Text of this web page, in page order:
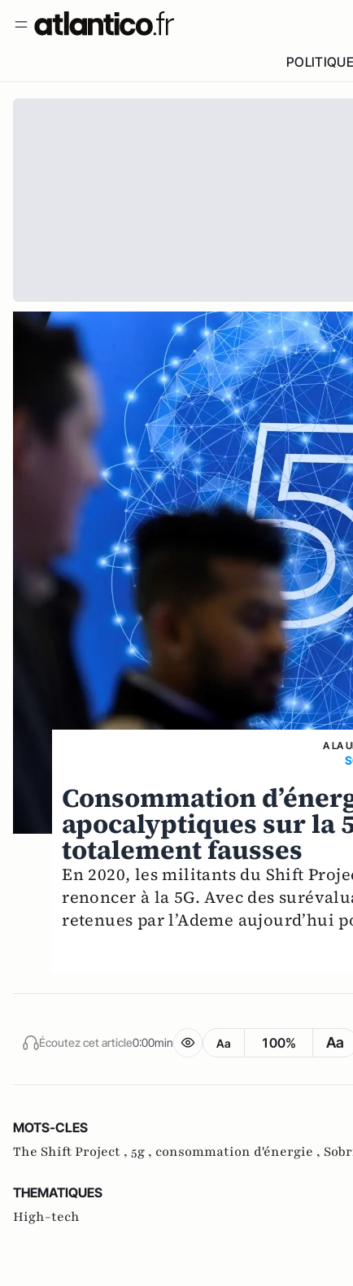
POLITIQUE
A LA
Consommation
apocalyptiques sur la
totalement fausses
En 2020, les militants du Shift
renoncer à la 5G. Avec des
retenues par l’Ademe
Écoutez cet article0:00min Aa 100% Aa
MOTS-CLES
The Shift Project , 5g , consommation d'énergie ,
THEMATIQUES
High-tech